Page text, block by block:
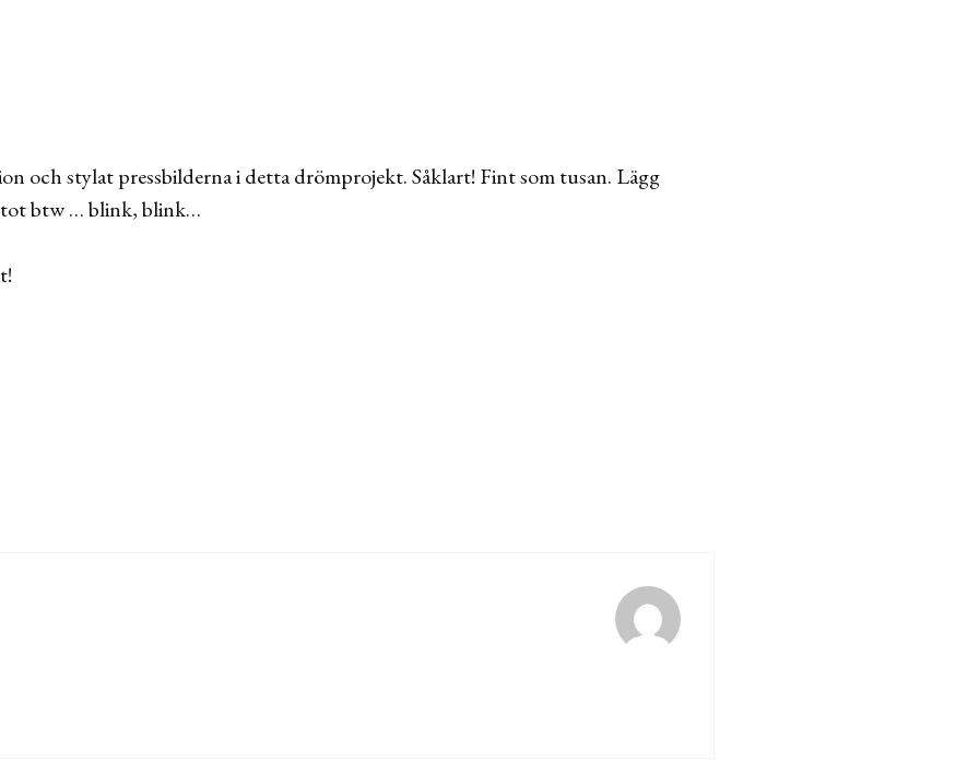
och stylat pressbilderna i detta drömprojekt. Såklart! Fint som tusan. Lägg
btw … blink, blink…